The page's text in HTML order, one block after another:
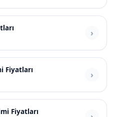
Fiyatları
Fiyatları